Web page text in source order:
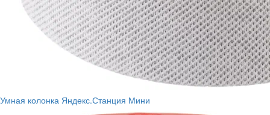
Умная колонка Яндекс.Станция Мини